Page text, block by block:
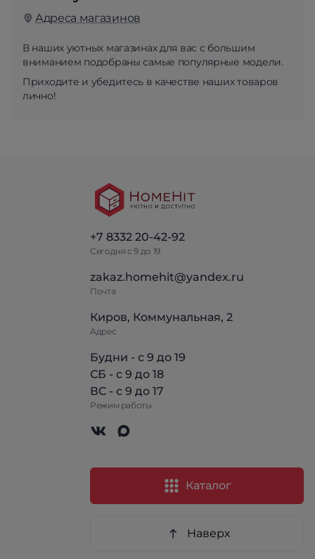
Адреса магазинов
В наших уютных магазинах для вас с большим
вниманием подобраны самые популярные модели.
Приходите и убедитесь в качестве наших товаров
лично!
+7 8332 20-42-92
Сегодня с 9 до 19
zakaz.homehit@yandex.ru
Почта
Киров, Коммунальная, 2
Адрес
Будни - с 9 до 19
СБ - с 9 до 18
ВС - с 9 до 17
Режим работы
Каталог
Наверх